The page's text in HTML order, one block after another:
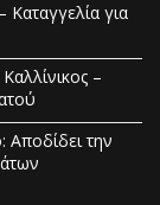
Καταγγελία για
–
Αποδίδει την